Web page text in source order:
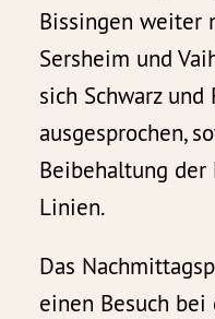
Bissingen weiter
Sersheim und
sich Schwarz und
ausgesprochen,
Beibehaltung
Linien.
Das
einen Besuch